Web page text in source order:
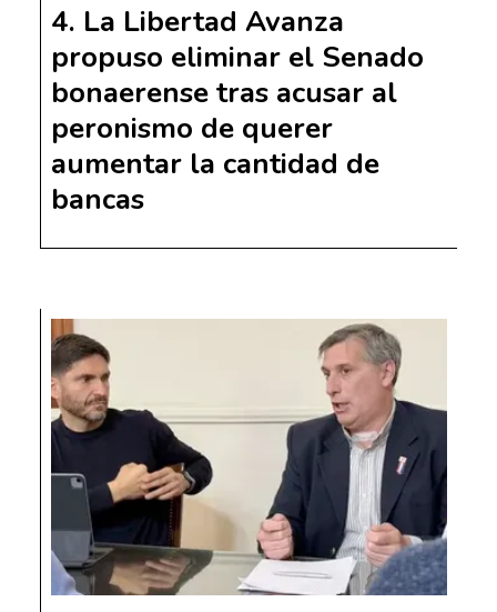
La Libertad Avanza
propuso eliminar el Senado
bonaerense tras acusar al
peronismo de querer
aumentar la cantidad de
bancas